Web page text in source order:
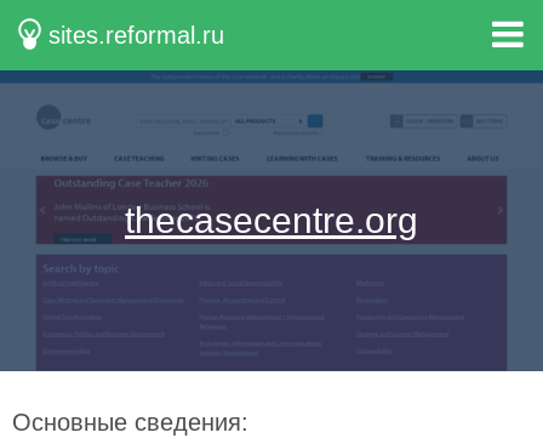
sites.reformal.ru
thecasecentre.org
Основные сведения: